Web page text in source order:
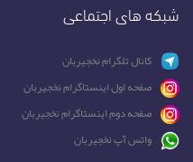
شبکه های اجتماعی
کانال تلگرام نخجیربان
صفحه اول اینستاگرام نخجیربان
صفحه دوم اینستاگرام نخجیربان
واتس آپ نخجیربان